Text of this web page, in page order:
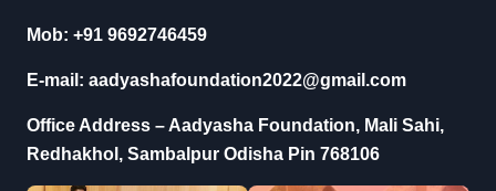
Mob: +91 9692746459
E-mail: aadyashafoundation2022@gmail.com
Office Address – Aadyasha Foundation, Mali Sahi,
Redhakhol, Sambalpur Odisha Pin 768106